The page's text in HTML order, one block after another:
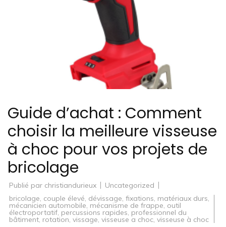
Guide d’achat : Comment
choisir la meilleure visseuse
à choc pour vos projets de
bricolage
Publié par christiandurieux
Uncategorized
bricolage, couple élevé, dévissage, fixations, matériaux durs,
mécanicien automobile, mécanisme de frappe, outil
électroportatif, percussions rapides, professionnel du
bâtiment, rotation, vissage, visseuse a choc, visseuse à choc